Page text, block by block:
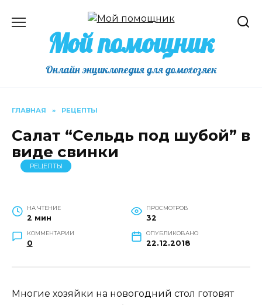
содержаниюМой помощник
Онлайн энциклопедия для домохозяек
ГЛАВНАЯ » РЕЦЕПТЫ
Салат “Сельдь под шубой” в
виде свинки
РЕЦЕПТЫ
НА ЧТЕНИЕ
2 мин
ПРОСМОТРОВ
32
КОММЕНТАРИИ
0
ОПУБЛИКОВАНО
22.12.2018
Многие хозяйки на новогодний стол готовят